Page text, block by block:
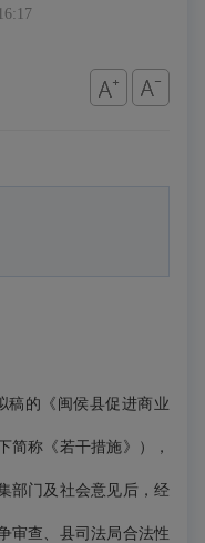
的《闽侯县促进商业
简称《若干措施》），
部门及社会意见后，经
审查、县司法局合法性